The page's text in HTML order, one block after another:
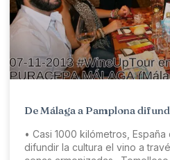
De Málaga a Pamplona
• Casi 1000 kilómetros,
difundir la cultura el vino a